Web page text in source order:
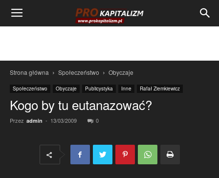
Strona główna Społeczeństwo Obyczaje
Społeczeństwo Obyczaje Publicystyka Inne Rafał Ziemkiewicz
Kogo by tu eutanazować?
Przez admin - 13/03/2009 0